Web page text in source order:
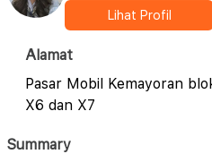
Lihat Profil
Alamat
Pasar Mobil Kemayoran
X6 dan X7
Summary